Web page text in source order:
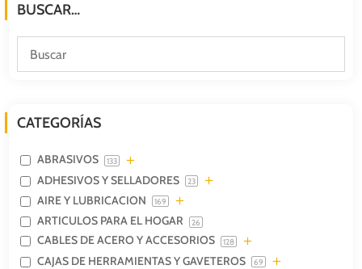
BUSCAR…
CATEGORÍAS
ABRASIVOS 133
ADHESIVOS Y SELLADORES 23
AIRE Y LUBRICACION 169
ARTICULOS PARA EL HOGAR 26
CABLES DE ACERO Y ACCESORIOS 128
CAJAS DE HERRAMIENTAS Y GAVETEROS 69